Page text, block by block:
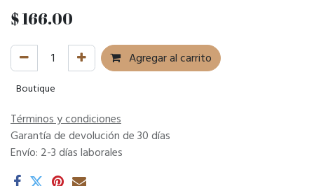
$166.00
Agregar al carrito
Boutique
Términos y condiciones
Garantía de devolución de 30 días
Envío: 2-3 días laborales